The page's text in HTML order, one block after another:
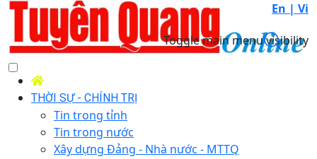
En | Vi
Toggle main menu visibility
THỜI SỰ - CHÍNH TRỊ
Tin trong tỉnh
Tin trong nước
Xây dựng Đảng - Nhà nước - MTTQ